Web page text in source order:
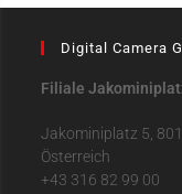
Digital Camera
Filiale
Jakominiplatz 5,
Österreich
+43 316 82 99 00